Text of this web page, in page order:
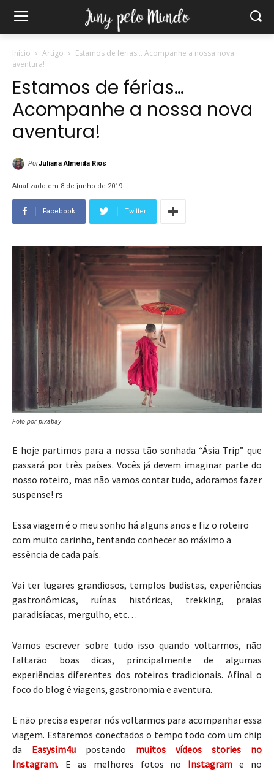
Início Artigo
Estamos de férias... Acompanhe a nossa nova
aventura!
Estamos de férias…
Acompanhe a nossa nova
aventura!
PorJuliana Almeida Rios
Atualizado em 8 de junho de 2019
Facebook Twitter
Foto por pixabay
E hoje partimos para a nossa tão sonhada “Ásia Trip” que
passará por três países. Vocês já devem imaginar parte do
nosso roteiro, mas não vamos contar tudo, adoramos fazer
suspense! rs
Essa viagem é o meu sonho há alguns anos e fiz o roteiro
com muito carinho, tentando conhecer ao máximo a
essência de cada país.
Vai ter lugares grandiosos, templos budistas, experiências
gastronômicas, ruínas históricas, trekking, praias
paradisíacas, mergulho, etc…
Vamos escrever sobre tudo isso quando voltarmos, não
faltarão boas dicas, principalmente de algumas
experiências diferentes dos roteiros tradicionais. Afinal o
foco do blog é viagens, gastronomia e aventura.
E não precisa esperar nós voltarmos para acompanhar essa
viagem. Estaremos conectados o tempo todo com um chip
da Easysim4u postando muitos vídeos stories no
Instagram. E as melhores fotos no Instagram e no